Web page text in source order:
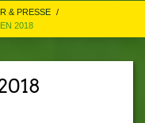
& PRESSE
2018